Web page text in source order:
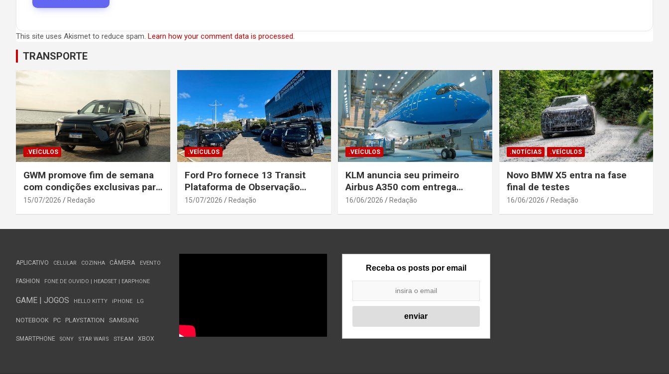
This site uses Akismet to reduce spam. Learn how your comment data is processed.
TRANSPORTE
.VEÍCULOS
GWM promove fim de semana
com condições exclusivas para
o Wey 07
15/07/2026 Redação
.VEÍCULOS
Ford Pro fornece 13 Transit
Plataforma de Observação
Elevada para a Secretaria de
15/07/2026 Redação
.VEÍCULOS
KLM anuncia seu primeiro
Airbus A350 com entrega
prevista até o fim de agosto
16/06/2026 Redação
.NOTÍCIAS .VEÍCULOS
Novo BMW X5 entra na fase
final de testes
16/06/2026 Redação
APLICATIVO CELULAR COZINHA CÂMERA EVENTO
FASHION FONE DE OUVIDO | HEADSET | EARPHONE
GAME | JOGOS HELLO KITTY iPHONE LG
NOTEBOOK PC PLAYSTATION SAMSUNG
SMARTPHONE SONY STAR WARS STEAM XBOX
Receba os posts por email